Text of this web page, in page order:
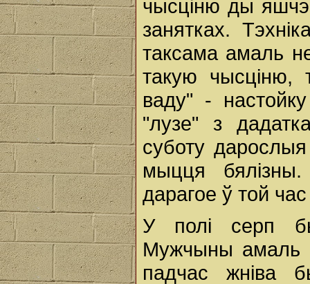
чысціню ды яшчэ
занятках.
таксама амаль
такую чысціню,
ваду" -
"лузе" з
суботу
мыцця
дарагое ў той
У полі серп
Мужчыны амаль
падчас жніва